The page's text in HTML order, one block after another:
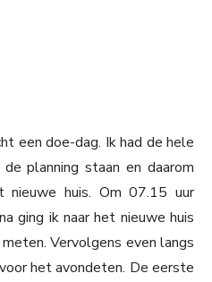
een doe-dag. Ik had de hele
planning staan en daarom
huis. Om 07.15 uur
ging ik naar het nieuwe huis
Vervolgens even langs
het avondeten. De eerste